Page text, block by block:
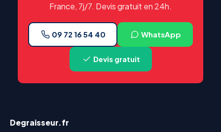
France, 7j/7. Devis gratuit en 24h.
09 72 16 54 40 WhatsApp
Devis gratuit
Degraisseur.fr